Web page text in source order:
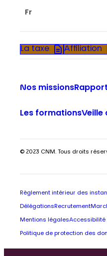
Fr
La taxe Affiliation
Nos missions
Les formationsVeille
© 2023 CNM. Tous droits
Règlement intérieur des
Délégations Recrutement
Mentions légalesAccessibilité
Politique de protection des